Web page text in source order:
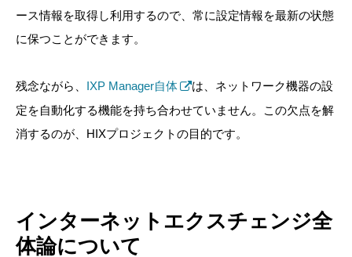
ース情報を取得し利用するので、常に設定情報を最新の状態
に保つことができます。
残念ながら、 IXP Manager自体
は、ネットワーク機器の設
定を自動化する機能を持ち合わせていません。この欠点を解
消するのが、HIXプロジェクトの目的です。
インターネットエクスチェンジ全
体論について